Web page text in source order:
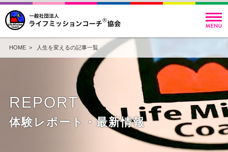
HOME> 人生を変えるの記事一覧
REPORT
体験レポート・最新情報